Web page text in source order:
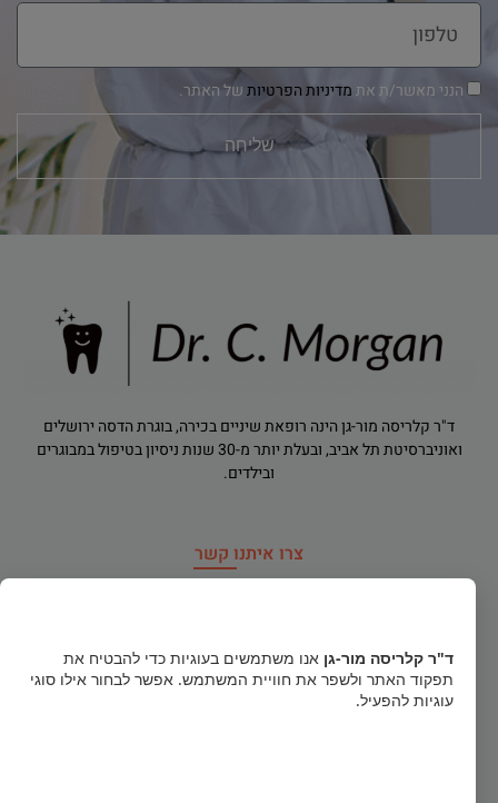
הנני מאשר/ת אתמדיניות הפרטיותשל האתר.
שליחה
ד"ר קלריסה מור-גן הינה רופאת שיניים בכירה, בוגרת הדסה ירושלים
ואוניברסיטת תל אביב, ובעלת יותר מ-30 שנות ניסיון בטיפול במבוגרים
ובילדים.
צרו איתנו קשר
טלפון חירום052-856-1122
ד"ר קלריסה מור-גן אנו משתמשים בעוגיות כדי להבטיח את
תפקוד האתר ולשפר את חוויית המשתמש. אפשר לבחור אילו סוגי
עוגיות להפעיל.